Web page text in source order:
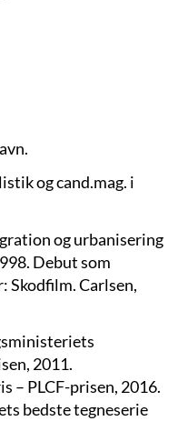
og cand.mag. i
og urbanisering
Debut som
Skodfilm. Carlsen,
2011.
– PLCF-prisen, 2016.
bedste tegneserie